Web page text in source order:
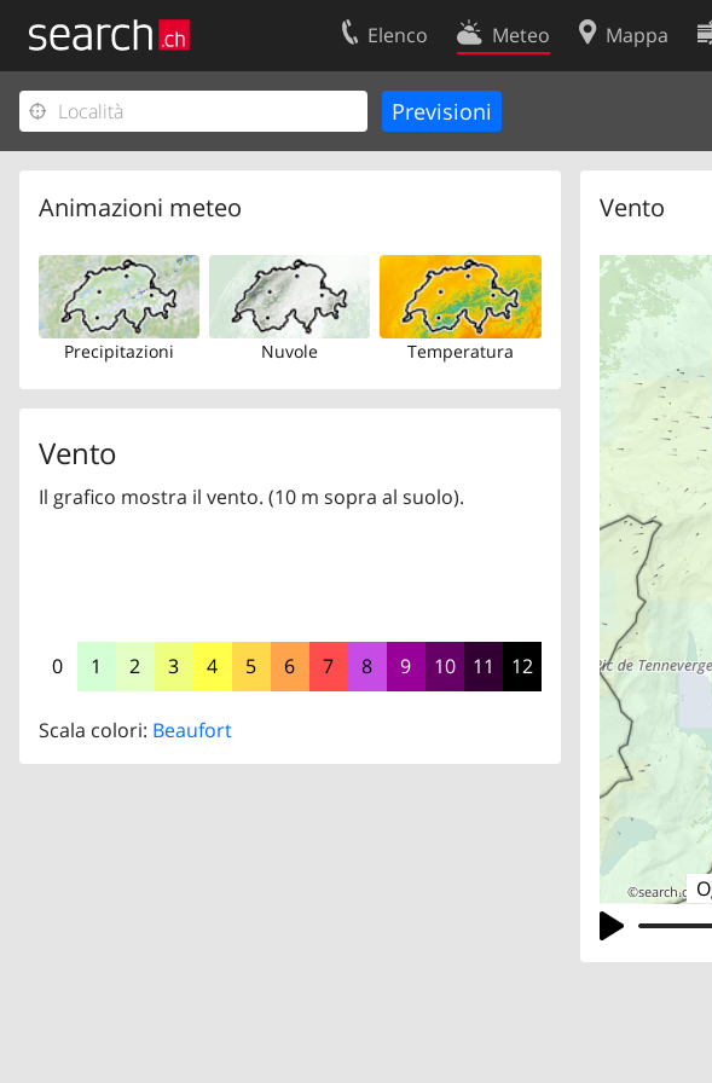
Elenco Meteo Mappa
Animazioni meteo
Precipitazioni Nuvole Temperatura
Vento
Il grafico mostra il vento. (10 m sopra al suolo).
0 1 2 3 4 5 6 7 8 9 10 11 12
Scala colori: Beaufort
Vento
©search.ch ,
Il vostro profolio
Area clienti
Contatti
Condizioni d’uso